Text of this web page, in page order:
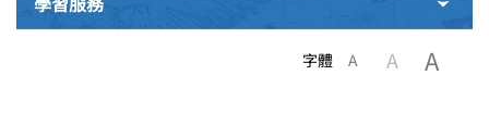
字體 A A A